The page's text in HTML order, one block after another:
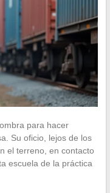
para hacer
Su oficio, lejos de los
el terreno, en contacto
escuela de la práctica